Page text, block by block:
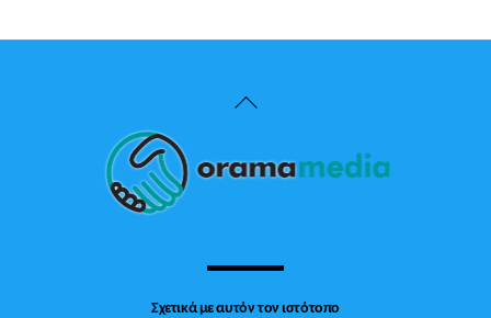
Back
Top
Σχετικά με αυτόν τον ιστότοπο